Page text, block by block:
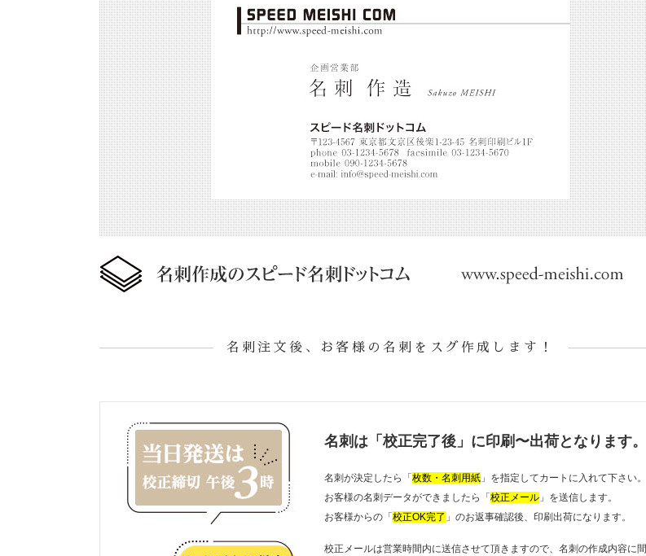
名刺注文後、お客様の名刺をスグ作成します！
名刺は「校正完了後」に印刷〜出荷となります。
名刺が決定したら「 枚数・名刺用紙 」を指定してカートに入れて下さい。
お客様の名刺データができましたら「 校正メール 」を送信します。
お客様からの「 校正OK完了 」のお返事確認後、印刷出荷になります。
校正メールは営業時間内に送信させて頂きますので、名刺の作成内容に間